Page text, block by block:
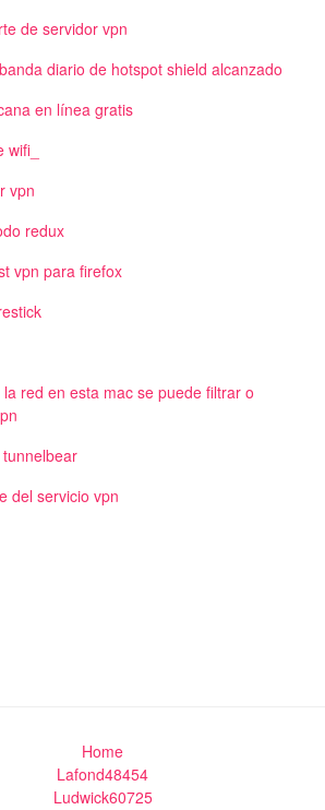
de servidor vpn
diario de hotspot shield alcanzado
en línea gratis
vpn
redux
vpn para firefox
red en esta mac se puede filtrar o
del servicio vpn
Home
Lafond48454
Ludwick60725